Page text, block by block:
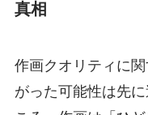
真相
作画クオリティに
がった可能性は先